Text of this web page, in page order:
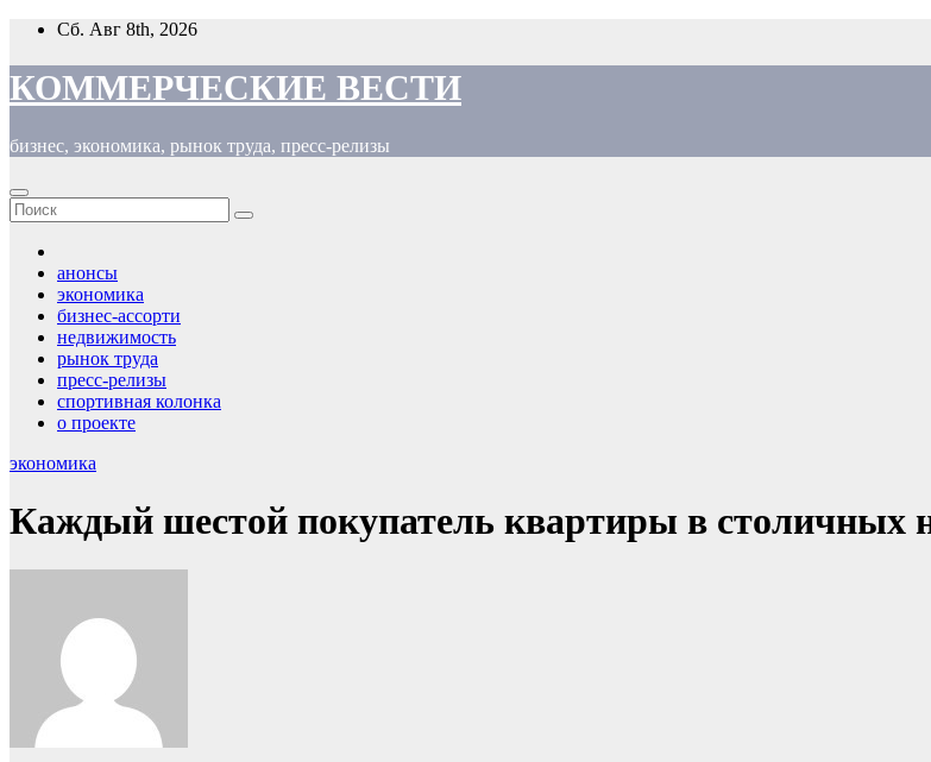
Перейти
содержимому
Сб. Авг 8th, 2026
КОММЕРЧЕСКИЕ ВЕСТИ
бизнес, экономика, рынок труда, пресс-релизы
анонсы
экономика
бизнес-ассорти
недвижимость
рынок труда
пресс-релизы
спортивная колонка
о проекте
экономика
Каждый шестой покупатель квартиры в столичных